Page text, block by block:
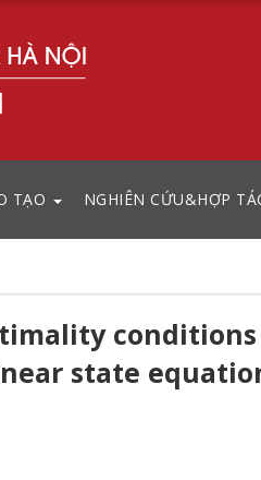
TẠO NGHIÊN CỨU&HỢP
state